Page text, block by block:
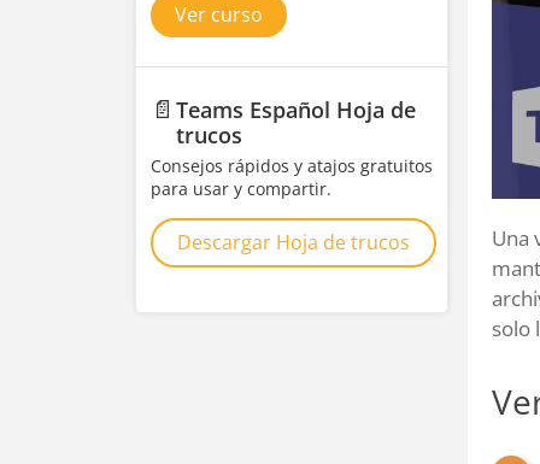
Ver curso
📄 Teams Español Hoja de
trucos
Consejos rápidos y atajos gratuitos
para usar y compartir.
Descargar Hoja de trucos
Una
solo